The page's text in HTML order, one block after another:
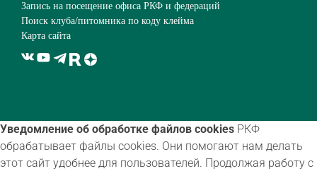
Запись на посещение офиса РКФ и федераций
Поиск клуба/питомника по коду клейма
Карта сайта
Уведомление об обработке файлов cookies РКФ
обрабатывает файлы cookies. Они помогают нам делать
этот сайт удобнее для пользователей. Продолжая работу с